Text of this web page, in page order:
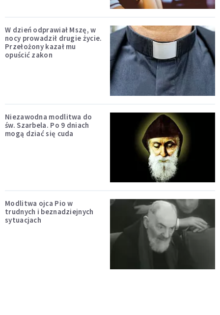
W dzień odprawiał Mszę, w
nocy prowadził drugie życie.
Przełożony kazał mu
opuścić zakon
Niezawodna modlitwa do
św. Szarbela. Po 9 dniach
mogą dziać się cuda
Modlitwa ojca Pio w
trudnych i beznadziejnych
sytuacjach